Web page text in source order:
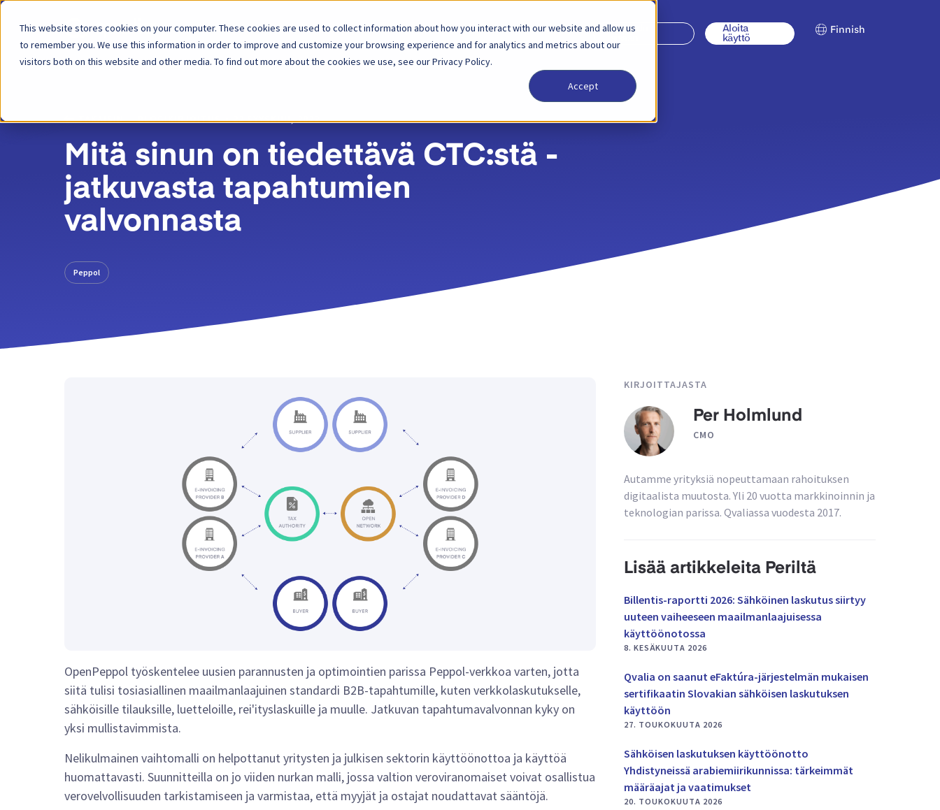
This website stores cookies on your computer. These cookies are used to collect information about how you interact with our website and allow us
to remember you. We use this information in order to improve and customize your browsing experience and for analytics and metrics about our
visitors both on this website and other media. To find out more about the cookies we use, see our Privacy Policy.
Accept
Alusta Ratkaisut Kumppani Hinnoittelu Yritys
Kirjaudu
Aloita
käyttö
Finnish
TAKAISIN BLOGIKIRJOITUS 22 SYYSKUU, 2022
Mitä sinun on tiedettävä CTC:stä -
jatkuvasta tapahtumien
valvonnasta
Peppol
OpenPeppol työskentelee uusien parannusten ja optimointien parissa Peppol-verkkoa varten, jotta
siitä tulisi tosiasiallinen maailmanlaajuinen standardi B2B-tapahtumille, kuten verkkolaskutukselle,
sähköisille tilauksille, luetteloille, rei'ityslaskuille ja muulle. Jatkuvan tapahtumavalvonnan kyky on
yksi mullistavimmista.
Nelikulmainen vaihtomalli on helpottanut yritysten ja julkisen sektorin käyttöönottoa ja käyttöä
huomattavasti. Suunnitteilla on jo viiden nurkan malli, jossa valtion veroviranomaiset voivat osallistua
verovelvollisuuden tarkistamiseen ja varmistaa, että myyjät ja ostajat noudattavat sääntöjä.
KIRJOITTAJASTA
Per Holmlund
CMO
Autamme yrityksiä nopeuttamaan rahoituksen
digitaalista muutosta. Yli 20 vuotta markkinoinnin ja
teknologian parissa. Qvaliassa vuodesta 2017.
Lisää artikkeleita Periltä
Billentis-raportti 2026: Sähköinen laskutus siirtyy
uuteen vaiheeseen maailmanlaajuisessa
käyttöönotossa
8. KESÄKUUTA 2026
Qvalia on saanut eFaktúra-järjestelmän mukaisen
sertifikaatin Slovakian sähköisen laskutuksen
käyttöön
27. TOUKOKUUTA 2026
Sähköisen laskutuksen käyttöönotto
Yhdistyneissä arabiemiirikunnissa: tärkeimmät
määräajat ja vaatimukset
20. TOUKOKUUTA 2026